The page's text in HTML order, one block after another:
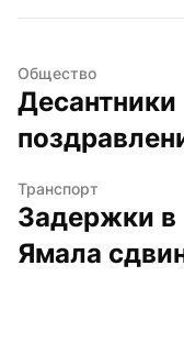
Общество
Десантники
Транспорт
Задержки в
Ямала